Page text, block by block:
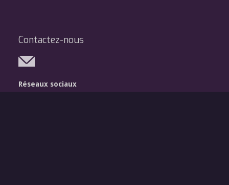
Contactez-nous
Réseaux sociaux